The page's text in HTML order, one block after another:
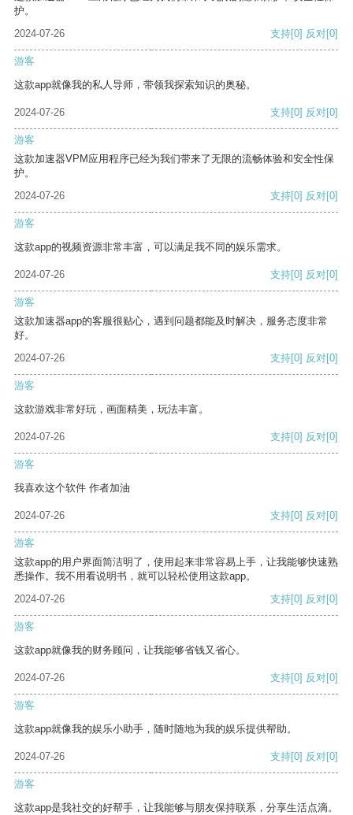
护。
2024-07-26
支持[0] 反对[0]
游客
这款app就像我的私人导师，带领我探索知识的奥秘。
2024-07-26 支持[0] 反对[0]
游客
这款加速器VPM应用程序已经为我们带来了无限的流畅体验和安全性保
护。
2024-07-26
支持[0] 反对[0]
游客
这款app的视频资源非常丰富，可以满足我不同的娱乐需求。
2024-07-26 支持[0] 反对[0]
游客
这款加速器app的客服很贴心，遇到问题都能及时解决，服务态度非常
好。
2024-07-26
支持[0] 反对[0]
游客
这款游戏非常好玩，画面精美，玩法丰富。
2024-07-26 支持[0] 反对[0]
游客
我喜欢这个软件 作者加油
2024-07-26 支持[0] 反对[0]
游客
这款app的用户界面简洁明了，使用起来非常容易上手，让我能够快速熟
悉操作。我不用看说明书，就可以轻松使用这款app。
2024-07-26
支持[0] 反对[0]
游客
这款app就像我的财务顾问，让我能够省钱又省心。
2024-07-26 支持[0] 反对[0]
游客
这款app就像我的娱乐小助手，随时随地为我的娱乐提供帮助。
2024-07-26 支持[0] 反对[0]
游客
这款app是我社交的好帮手，让我能够与朋友保持联系，分享生活点滴。